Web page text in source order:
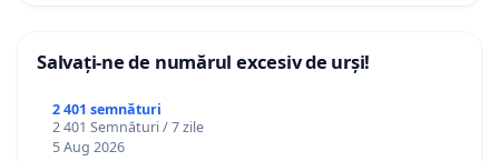
Salvați-ne de numărul excesiv de urși!
2 401 semnături
2 401 Semnături / 7 zile
5 Aug 2026